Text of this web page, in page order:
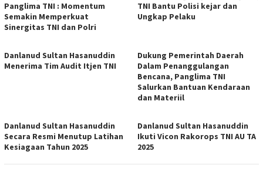
Panglima TNI : Momentum
Semakin Memperkuat
Sinergitas TNI dan Polri
TNI Bantu Polisi kejar dan
Ungkap Pelaku
Danlanud Sultan Hasanuddin
Menerima Tim Audit Itjen TNI
Dukung Pemerintah Daerah
Dalam Penanggulangan
Bencana, Panglima TNI
Salurkan Bantuan Kendaraan
dan Materiil
Danlanud Sultan Hasanuddin
Secara Resmi Menutup Latihan
Kesiagaan Tahun 2025
Danlanud Sultan Hasanuddin
Ikuti Vicon Rakorops TNI AU TA
2025